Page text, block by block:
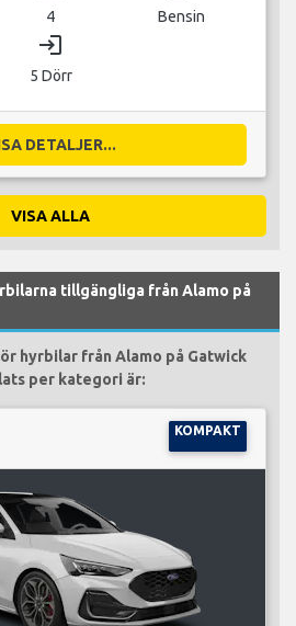
4 Bensin
login
5 Dörr
DETALJER...
VISA ALLA
tillgängliga från Alamo på
hyrbilar från Alamo på Gatwick
per kategori är:
KOMPAKT